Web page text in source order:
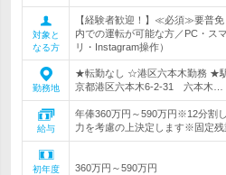
対象と
なる方
【経験者歓迎！】≪必須≫要普
内での運転が可能な方／PC・ス
リ・Instagram操作）
勤務地
★転勤なし ☆港区六本木勤務 ★
京都港区六本木6-2-31 六本木…
給与
年俸360万円～590万円※12分割
力を考慮の上決定します※固定残
初年度
360万円～590万円